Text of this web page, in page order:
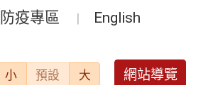
防疫專區 English
小 預設 大 網站導覽